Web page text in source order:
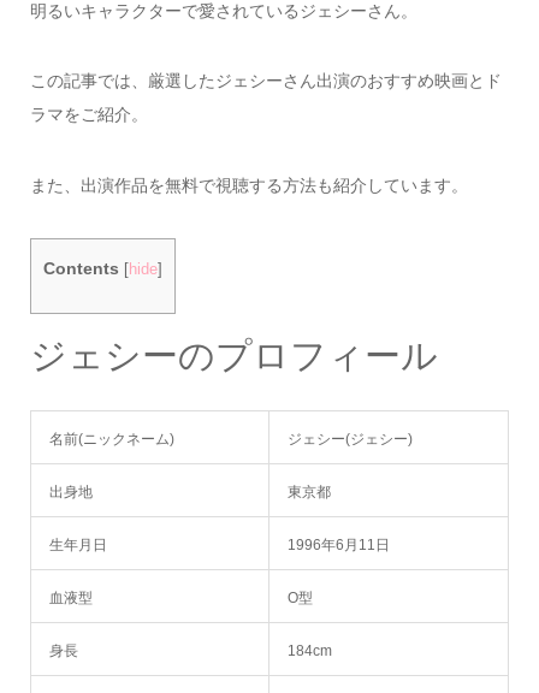
明るいキャラクターで愛されているジェシーさん。
この記事では、厳選したジェシーさん出演のおすすめ映画とド
ラマをご紹介。
また、出演作品を無料で視聴する方法も紹介しています。
Contents hide]
ジェシーのプロフィール
名前(ニックネーム) ジェシー(ジェシー)
出身地 東京都
生年月日 1996年6月11日
血液型 O型
身長 184cm